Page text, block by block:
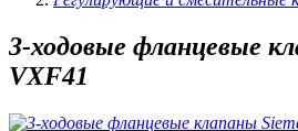
3-ходовые фланцевые
VXF41